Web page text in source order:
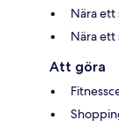
Nära ett
Nära ett
Att göra